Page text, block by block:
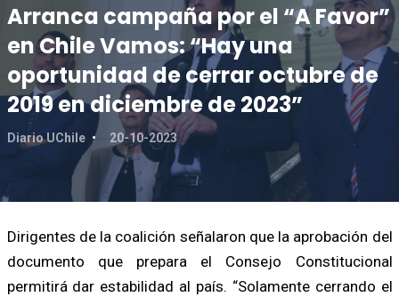
Arranca campaña por el “A Favor”
en Chile Vamos: “Hay una
oportunidad de cerrar octubre de
2019 en diciembre de 2023”
Diario UChile 20-10-2023
Dirigentes de la coalición señalaron que la aprobación del
documento que prepara el Consejo Constitucional
permitirá dar estabilidad al país. “Solamente cerrando el